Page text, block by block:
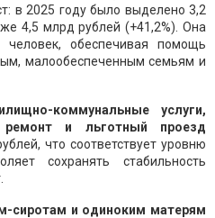
в 2025 году было выделено 3,2
4,5 млрд рублей (+41,2%). Она
обеспечивая помощь
малообеспеченным семьям и
коммунальные услуги,
и льготный проезд
что соответствует уровню
сохранять стабильность
сиротам и одиноким матерям